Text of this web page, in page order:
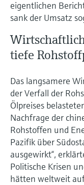
Device Viewer
Dokumente finden
Ersatzteile anhand von
Bestellcode oder
Füllstandsmessung
Alle ansehen
Analysatoren für
Aluminium &
Prozessphotometer
Memosens-
Alle ansehen
eigentlichen
sank der Umsatz
tiefe
Das langsamere
der Verfall der
Ölpreises
Nachfrage der
Rohstoffen und
Pazifik über
ausgewirkt“,
Politische Krisen
hätten weltweit